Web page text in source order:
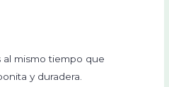
al mismo tiempo que
y duradera.